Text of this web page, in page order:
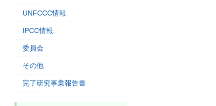
UNFCCC情報
IPCC情報
委員会
その他
完了研究事業報告書